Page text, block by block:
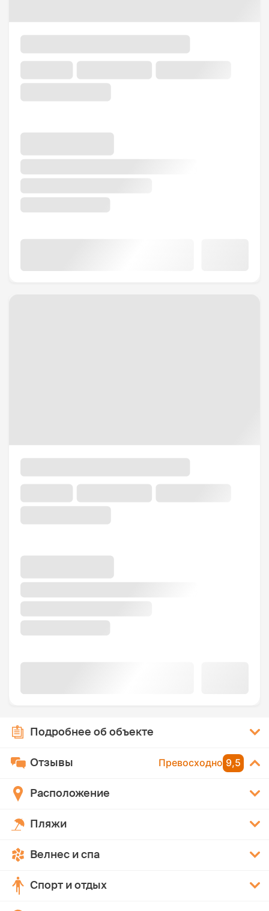
Подробнее об объекте
Отзывы Превосходно 9,5
Расположение
Пляжи
Велнес и спа
Спорт и отдых